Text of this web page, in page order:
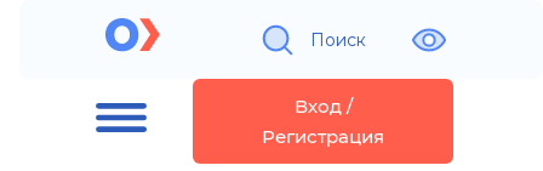
Поиск
Вход /
Регистрация